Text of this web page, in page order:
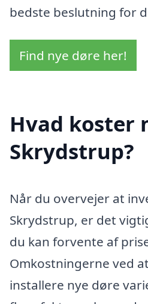
bedste beslutning for
Find nye døre her!
Hvad koster
Skrydstrup?
Når du overvejer at
Skrydstrup, er det
du kan forvente af
Omkostningerne ved
installere nye døre